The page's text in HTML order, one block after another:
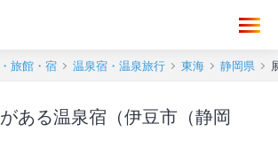
旅館・宿 温泉宿・温泉旅行 東海 静岡県
ある温泉宿（伊豆市（静岡